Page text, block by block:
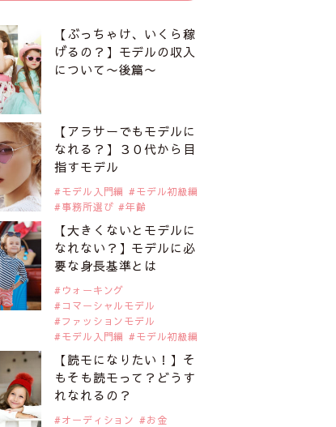
【ぶっちゃけ、いくら稼
げるの？】モデルの収入
について〜後篇〜
【アラサーでもモデルに
なれる？】３０代から目
指すモデル
モデル入門編
モデル初級編
事務所選び
年齢
【大きくないとモデルに
なれない？】モデルに必
要な身長基準とは
ウォーキング
コマーシャルモデル
ファッションモデル
モデル入門編
モデル初級編
【読モになりたい！】そ
もそも読モって？どうす
れなれるの？
オーディション
お金